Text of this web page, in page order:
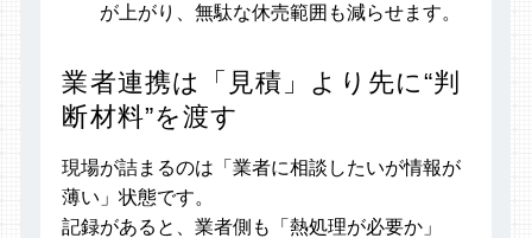
が上がり、無駄な休売範囲も減らせます。
業者連携は「見積」より先に“判
断材料”を渡す
現場が詰まるのは「業者に相談したいが情報が
薄い」状態です。
記録があると、業者側も「熱処理が必要か」